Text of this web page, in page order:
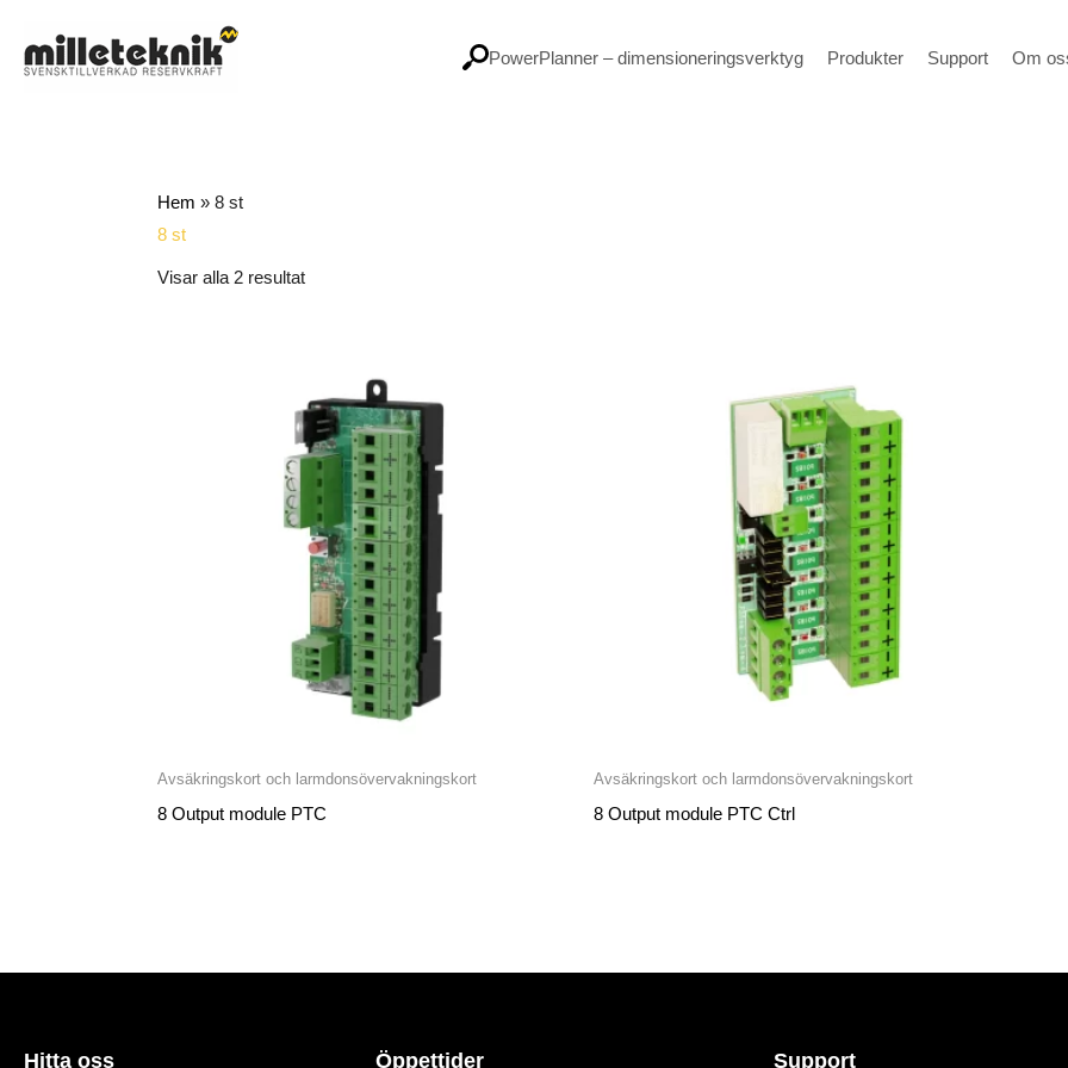
innehåll
PowerPlanner – dimensioneringsverktyg Produkter Support Om
Hem » 8 st
8 st
Visar alla 2 resultat
Avsäkringskort och larmdonsövervakningskort
8 Output module PTC
Avsäkringskort och larmdonsövervakningskort
8 Output module PTC Ctrl
Hitta oss Öppettider Support